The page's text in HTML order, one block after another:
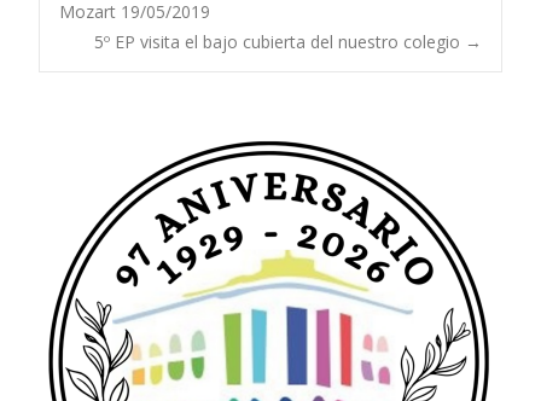
de
entradas
Mozart 19/05/2019
5º EP visita el bajo cubierta del nuestro colegio →